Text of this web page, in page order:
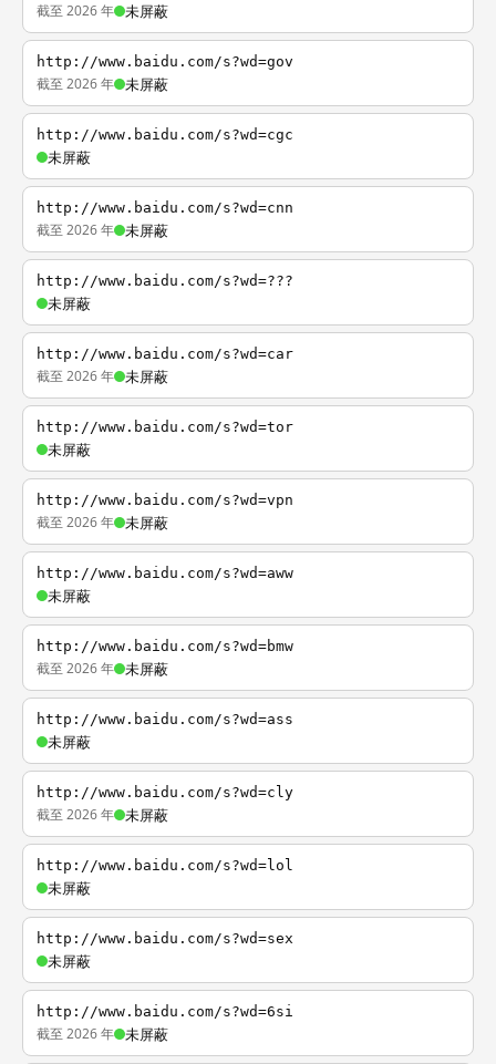
截至 2026 年 未屏蔽
http://www.baidu.com/s?wd=gov
截至 2026 年 未屏蔽
http://www.baidu.com/s?wd=cgc
未屏蔽
http://www.baidu.com/s?wd=cnn
截至 2026 年 未屏蔽
http://www.baidu.com/s?wd=???
未屏蔽
http://www.baidu.com/s?wd=car
截至 2026 年 未屏蔽
http://www.baidu.com/s?wd=tor
未屏蔽
http://www.baidu.com/s?wd=vpn
截至 2026 年 未屏蔽
http://www.baidu.com/s?wd=aww
未屏蔽
http://www.baidu.com/s?wd=bmw
截至 2026 年 未屏蔽
http://www.baidu.com/s?wd=ass
未屏蔽
http://www.baidu.com/s?wd=cly
截至 2026 年 未屏蔽
http://www.baidu.com/s?wd=lol
未屏蔽
http://www.baidu.com/s?wd=sex
未屏蔽
http://www.baidu.com/s?wd=6si
截至 2026 年 未屏蔽